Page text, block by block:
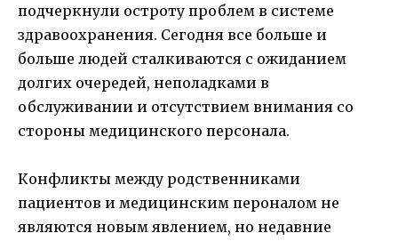
подчеркнули остроту проблем в системе
здравоохранения. Сегодня все больше и
больше людей сталкиваются с ожиданием
долгих очередей, неполадками в
обслуживании и отсутствием внимания со
стороны медицинского персонала.
Конфликты между родственниками
пациентов и медицинским пероналом не
являются новым явлением, но недавние